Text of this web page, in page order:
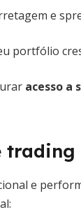
e
portfólio
acesso a
e